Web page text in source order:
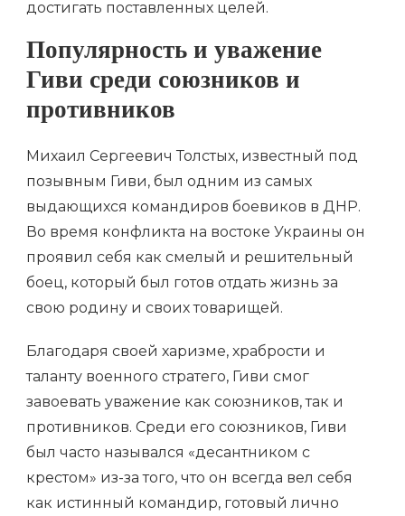
достигать поставленных целей.
Популярность и уважение
Гиви среди союзников и
противников
Михаил Сергеевич Толстых, известный под
позывным Гиви, был одним из самых
выдающихся командиров боевиков в ДНР.
Во время конфликта на востоке Украины он
проявил себя как смелый и решительный
боец, который был готов отдать жизнь за
свою родину и своих товарищей.
Благодаря своей харизме, храбрости и
таланту военного стратего, Гиви смог
завоевать уважение как союзников, так и
противников. Среди его союзников, Гиви
был часто назывался «десантником с
крестом» из-за того, что он всегда вел себя
как истинный командир, готовый лично